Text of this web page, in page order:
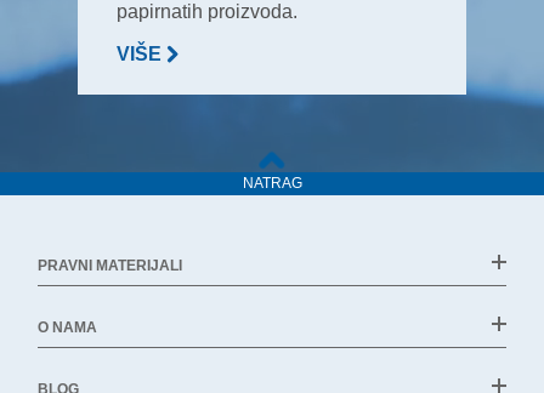
papirnatih proizvoda.
VIŠE
NATRAG
PRAVNI MATERIJALI
O NAMA
BLOG